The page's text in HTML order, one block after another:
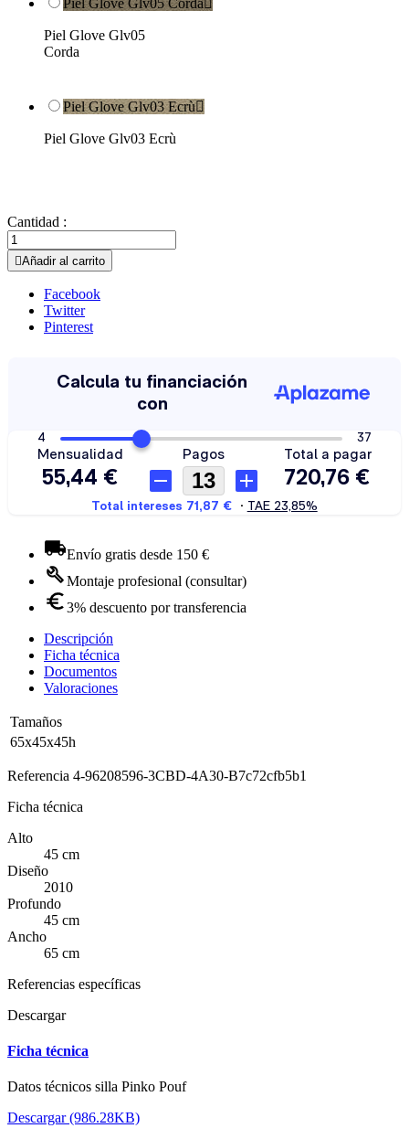
Piel Glove Glv05 Corda 
Piel Glove Glv05
Corda
Piel Glove Glv03 Ecrù
Piel Glove Glv03 Ecrù
Cantidad :
Añadir al carrito
Facebook
Twitter
Pinterest
Envío gratis desde 150 €
Montaje profesional (consultar)
3% descuento por transferencia
Descripción
Ficha técnica
Documentos
Valoraciones
Tamaños
65x45x45h
Referencia 4-96208596-3CBD-4A30-B7c72cfb5b1
Ficha técnica
Alto
45 cm
Diseño
2010
Profundo
45 cm
Ancho
65 cm
Referencias específicas
Descargar
Ficha técnica
Datos técnicos silla Pinko Pouf
Descargar (986.28KB)